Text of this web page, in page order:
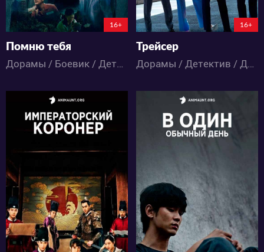
16+
Помню тебя
Дорамы / Боевик / Детектив / Драма / Триллер
16+
Трейсер
Дорамы / Детектив / Драма / Триллер
20951
8 91
12929
9